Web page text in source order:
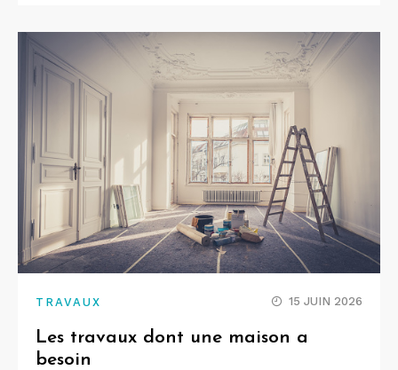
TRAVAUX 15 JUIN 2026
Les travaux dont une maison a
besoin